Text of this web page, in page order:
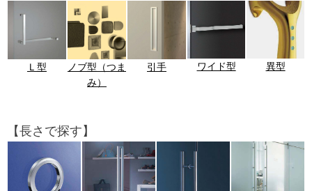
Ｌ型
ノブ型（つま
み）
引手 ワイド型 異型
【長さで探す】